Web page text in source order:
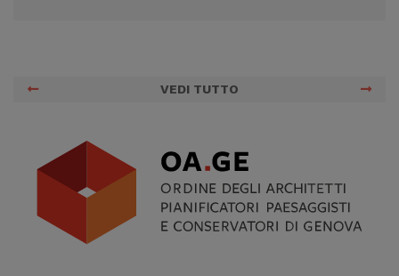
VEDI TUTTO